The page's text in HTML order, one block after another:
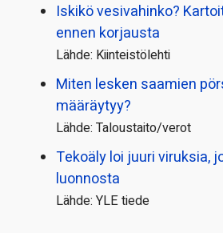
Iskikö vesivahinko?
ennen korjausta
Lähde: Kiinteistölehti
Miten lesken saamien
määräytyy?
Lähde: Taloustaito/verot
Tekoäly loi juuri viruksia,
luonnosta
Lähde: YLE tiede